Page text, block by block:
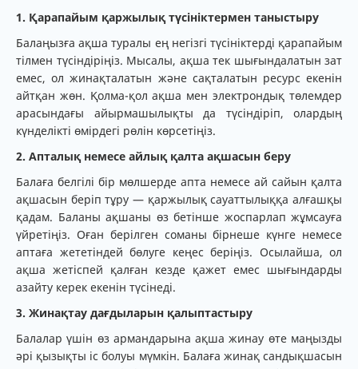
1. Қарапайым қаржылық түсініктермен таныстыру
Балаңызға ақша туралы ең негізгі түсініктерді қарапайым
тілмен түсіндіріңіз. Мысалы, ақша тек шығындалатын зат
емес, ол жинақталатын және сақталатын ресурс екенін
айтқан жөн. Қолма-қол ақша мен электрондық төлемдер
арасындағы айырмашылықты да түсіндіріп, олардың
күнделікті өмірдегі рөлін көрсетіңіз.
2. Апталық немесе айлық қалта ақшасын беру
Балаға белгілі бір мөлшерде апта немесе ай сайын қалта
ақшасын беріп тұру — қаржылық сауаттылыққа алғашқы
қадам. Баланы ақшаны өз бетінше жоспарлап жұмсауға
үйретіңіз. Оған берілген соманы бірнеше күнге немесе
аптаға жететіндей бөлуге кеңес беріңіз. Осылайша, ол
ақша жетіспей қалған кезде қажет емес шығындарды
азайту керек екенін түсінеді.
3. Жинақтау дағдыларын қалыптастыру
Балалар үшін өз армандарына ақша жинау өте маңызды
әрі қызықты іс болуы мүмкін. Балаға жинақ сандықшасын